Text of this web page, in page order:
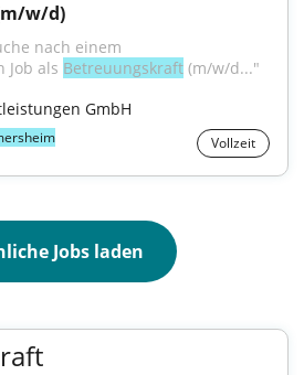
w/d)
nach einem
Job als Betreuungskraft (m/w/d..."
GmbH
Vollzeit
Jobs laden